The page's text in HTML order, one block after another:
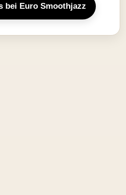
bei Euro Smoothjazz